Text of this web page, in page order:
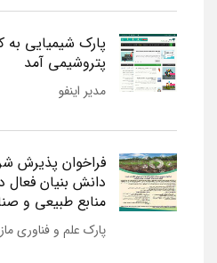
پارک شیمیایی
پتروشیمی آمد
مدیر اینفو
فراخوان پذیرش
دانش بنیان فعال
منابع طبیعی و
پارک علم و فناوری